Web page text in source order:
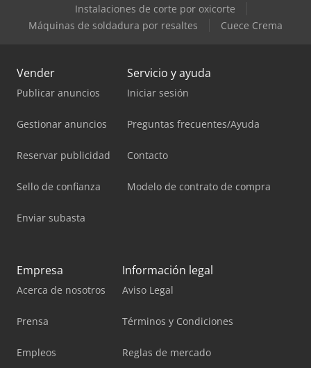
Instalaciones de corte por oxicorte
Máquinas de soldadura por resaltes
Cuece Crema
Vender
Publicar anuncios
Gestionar anuncios
Reservar publicidad
Sello de confianza
Enviar subasta
Servicio y ayuda
Iniciar sesión
Preguntas frecuentes/Ayuda
Contacto
Modelo de contrato de compra
Empresa
Acerca de nosotros
Prensa
Empleos
Información legal
Aviso Legal
Términos y Condiciones
Reglas de mercado